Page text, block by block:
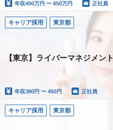
年収400万円 〜 650万円 正社員
キャリア採用 東京都
【東京】ライバーマネジメント
年収380円 〜 450円 正社員
キャリア採用 東京都